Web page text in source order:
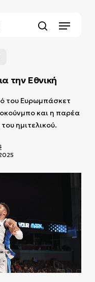
Menu
την Εθνική
του Ευρωμπάσκετ
και η παρέα
ημιτελικού.